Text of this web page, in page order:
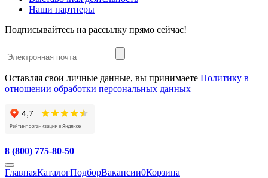
Наши партнеры
Подписывайтесь на рассылку прямо сейчас!
Оставляя свои личные данные, вы принимаете Политику в
отношении обработки персональных данных
8 (800) 775-80-50
ГлавнаяКаталогПодборВакансии0Корзина